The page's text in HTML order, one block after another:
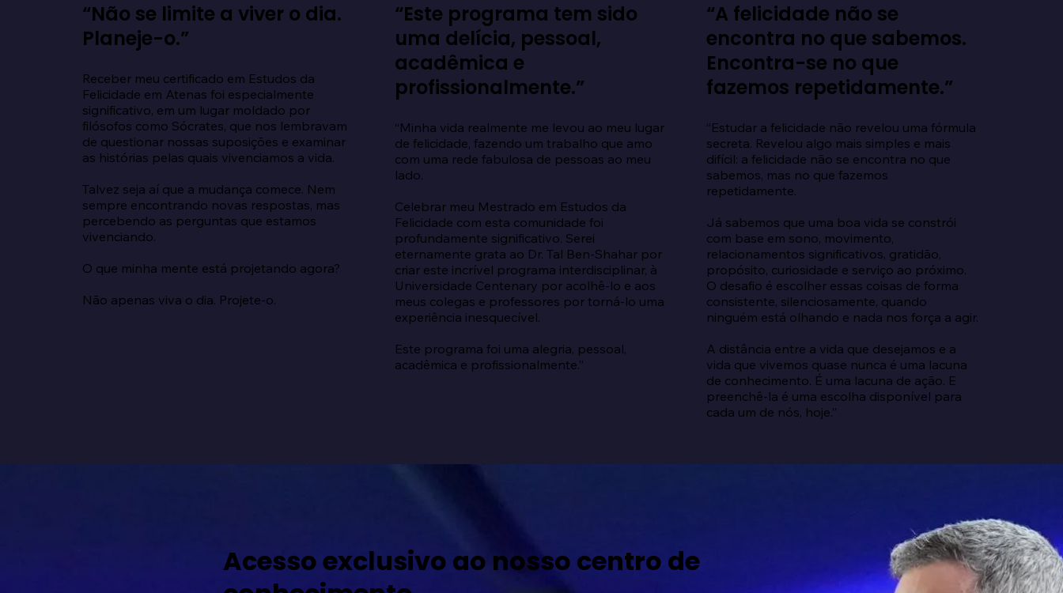
“Não se limite a viver o dia.
Planeje-o.”
Receber meu certificado em Estudos da
Felicidade em Atenas foi especialmente
significativo, em um lugar moldado por
filósofos como Sócrates, que nos lembravam
de questionar nossas suposições e examinar
as histórias pelas quais vivenciamos a vida.
Talvez seja aí que a mudança comece. Nem
sempre encontrando novas respostas, mas
percebendo as perguntas que estamos
vivenciando.
O que minha mente está projetando agora?
Não apenas viva o dia. Projete-o.
“Este programa tem sido
uma delícia, pessoal,
acadêmica e
profissionalmente.”
“Minha vida realmente me levou ao meu lugar
de felicidade, fazendo um trabalho que amo
com uma rede fabulosa de pessoas ao meu
lado.
Celebrar meu Mestrado em Estudos da
Felicidade com esta comunidade foi
profundamente significativo. Serei
eternamente grata ao Dr. Tal Ben-Shahar por
criar este incrível programa interdisciplinar, à
Universidade Centenary por acolhê-lo e aos
meus colegas e professores por torná-lo uma
experiência inesquecível.
Este programa foi uma alegria, pessoal,
acadêmica e profissionalmente.”
“A felicidade não se
encontra no que sabemos.
Encontra-se no que
fazemos repetidamente.”
“Estudar a felicidade não revelou uma fórmula
secreta. Revelou algo mais simples e mais
difícil: a felicidade não se encontra no que
sabemos, mas no que fazemos
repetidamente.
Já sabemos que uma boa vida se constrói
com base em sono, movimento,
relacionamentos significativos, gratidão,
propósito, curiosidade e serviço ao próximo.
O desafio é escolher essas coisas de forma
consistente, silenciosamente, quando
ninguém está olhando e nada nos força a agir.
A distância entre a vida que desejamos e a
vida que vivemos quase nunca é uma lacuna
de conhecimento. É uma lacuna de ação. E
preenchê-la é uma escolha disponível para
cada um de nós, hoje.”
Acesso exclusivo ao nosso centro de